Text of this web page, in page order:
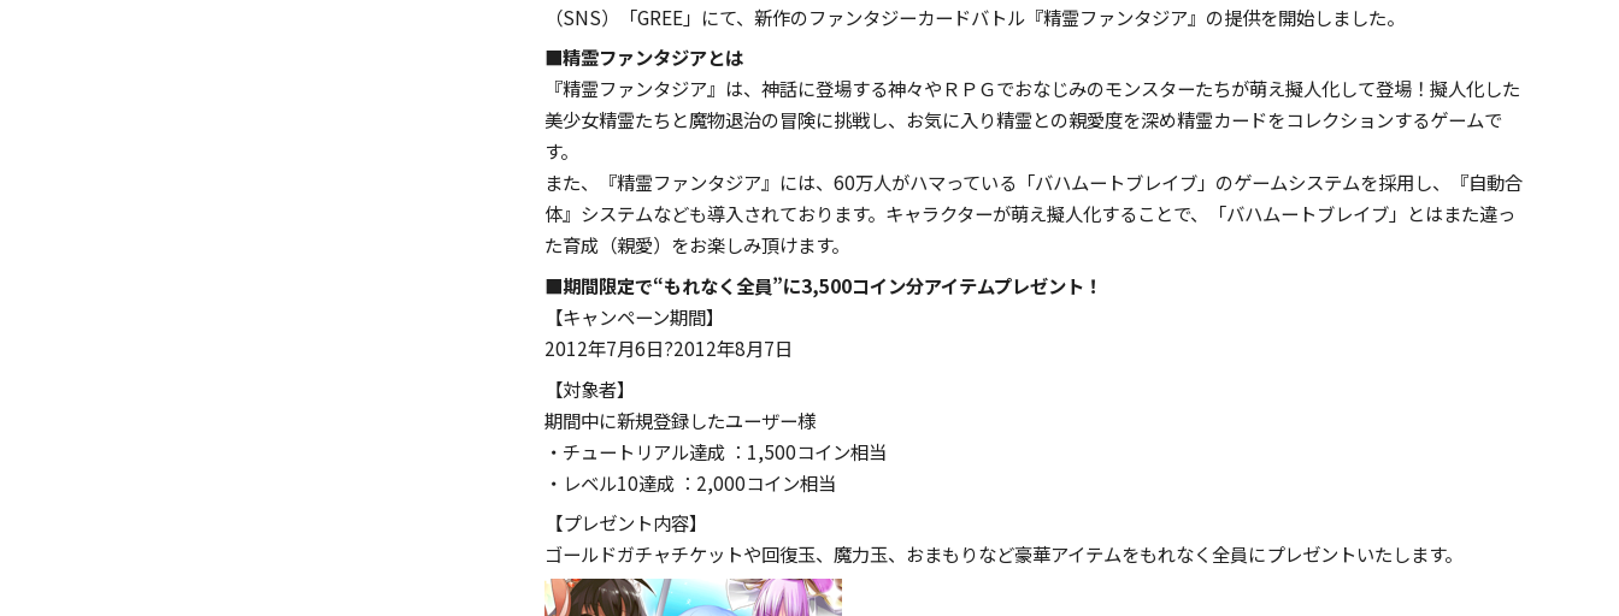
（SNS）「GREE」にて、新作のファンタジーカードバトル『精霊ファンタジア』の提供を開始しました。
■精霊ファンタジアとは
『精霊ファンタジア』は、神話に登場する神々やＲＰＧでおなじみのモンスターたちが萌え擬人化して登場！擬人化した
美少女精霊たちと魔物退治の冒険に挑戦し、お気に入り精霊との親愛度を深め精霊カードをコレクションするゲームで
す。
また、『精霊ファンタジア』には、60万人がハマっている「バハムートブレイブ」のゲームシステムを採用し、『自動合
体』システムなども導入されております。キャラクターが萌え擬人化することで、「バハムートブレイブ」とはまた違っ
た育成（親愛）をお楽しみ頂けます。
■期間限定で“もれなく全員”に3,500コイン分アイテムプレゼント！
【キャンペーン期間】
2012年7月6日?2012年8月7日
【対象者】
期間中に新規登録したユーザー様
・チュートリアル達成 ：1,500コイン相当
・レベル10達成 ：2,000コイン相当
【プレゼント内容】
ゴールドガチャチケットや回復玉、魔力玉、おまもりなど豪華アイテムをもれなく全員にプレゼントいたします。